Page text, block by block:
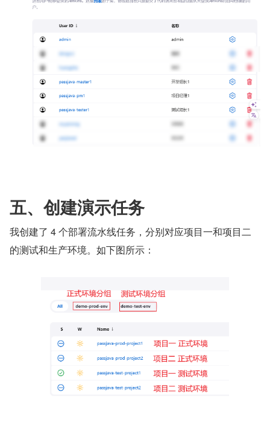
五、创建演示任务
我创建了 4 个部署流水线任务，分别对应项目一和项目二
的测试和生产环境。如下图所示：